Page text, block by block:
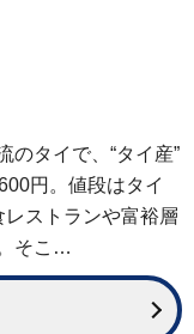
のタイで、“タイ産”
円。値段はタイ
ストランや富裕層
そこ…